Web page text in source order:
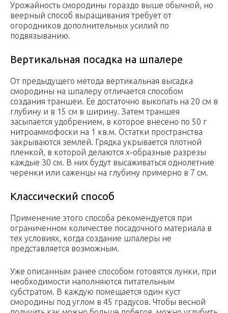
Урожайность смородины гораздо выше обычной, но
веерный способ выращивания требует от
огородников дополнительных усилий по
подвязыванию.
Вертикальная посадка на шпалере
От предыдущего метода вертикальная высадка
смородины на шпалеру отличается способом
создания траншеи. Ее достаточно выкопать на 20 см в
глубину и в 15 см в ширину. Затем траншея
засыпается удобрением, в которое внесено по 50 г
нитроаммофоски на 1 кв.м. Остатки пространства
закрываются землей. Грядка укрывается плотной
пленкой, в которой делаются х-образные разрезы
каждые 30 см. В них будут высаживаться однолетние
черенки или саженцы на глубину примерно в 7 см.
Классический способ
Применение этого способа рекомендуется при
ограниченном количестве посадочного материала в
тех условиях, когда создание шпалеры не
представляется возможным.
Уже описанным ранее способом готовятся лунки, при
необходимости наполняются питательным
субстратом. В каждую помещается один куст
смородины под углом в 45 градусов. Чтобы весной